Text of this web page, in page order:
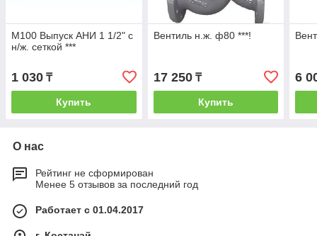
M100 Выпуск АНИ 1 1/2" с
н/ж. сеткой ***
1 030 ₸
Купить
Вентиль н.ж. ф80 ***!
17 250₸
Купить
6
О нас
Рейтинг не сформирован
Менее 5 отзывов за последний год
Работает с 01.04.2017